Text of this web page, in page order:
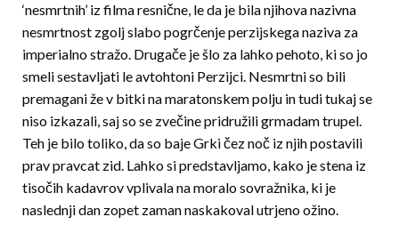
‘nesmrtnih’ iz filma resnične, le da je bila njihova nazivna
nesmrtnost zgolj slabo pogrčenje perzijskega naziva za
imperialno stražo. Drugače je šlo za lahko pehoto, ki so jo
smeli sestavljati le avtohtoni Perzijci. Nesmrtni so bili
premagani že v bitki na maratonskem polju in tudi tukaj se
niso izkazali, saj so se zvečine pridružili grmadam trupel.
Teh je bilo toliko, da so baje Grki čez noč iz njih postavili
prav pravcat zid. Lahko si predstavljamo, kako je stena iz
tisočih kadavrov vplivala na moralo sovražnika, ki je
naslednji dan zopet zaman naskakoval utrjeno ožino.